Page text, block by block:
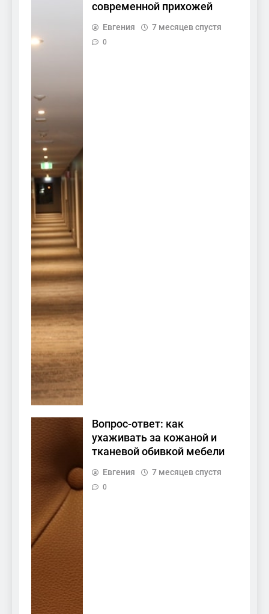
современной прихожей
Евгения 7 месяцев спустя
0
Вопрос-ответ: как
ухаживать за кожаной и
тканевой обивкой мебели
Евгения 7 месяцев спустя
0